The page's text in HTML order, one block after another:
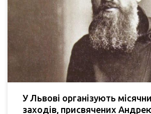
У Львові організують
заходів, присвячених